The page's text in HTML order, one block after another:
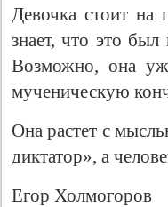
Девочка стоит
знает, что это
Возможно, она
мученическую
Она растет с
диктатор», а
Егор Холмогоров